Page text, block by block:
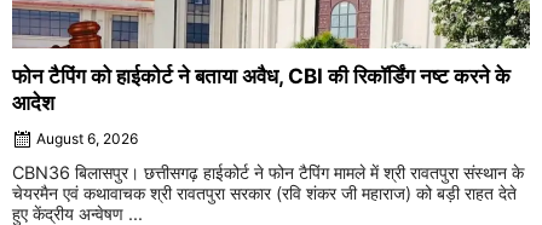
फोन टैपिंग को हाईकोर्ट ने बताया अवैध, CBI की रिकॉर्डिंग नष्ट करने के
आदेश
August 6, 2026
CBN36 बिलासपुर। छत्तीसगढ़ हाईकोर्ट ने फोन टैपिंग मामले में श्री रावतपुरा संस्थान के
चेयरमैन एवं कथावाचक श्री रावतपुरा सरकार (रवि शंकर जी महाराज) को बड़ी राहत देते
हुए केंद्रीय अन्वेषण ...